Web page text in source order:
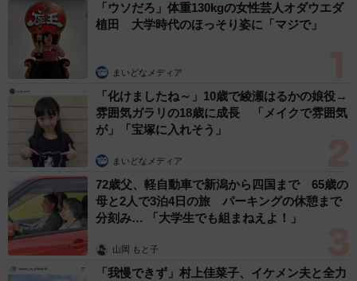
「ウソだろ」体重130kgの女性芸人オダウエダ
植田 大学時代のほっそり姿に「マジで」
まいどなメディア
「化けましたね～」10歳で綾瀬はるかの娘役→
雰囲気ガラリの18歳に成長 「メイクで雰囲気
が」「宝塚に入れそう」
まいどなメディア
72歳父、軽自動車で新潟から四国まで 65歳の
母と2人で3泊4日の旅 パーキングの休憩まで
分刻み… 「大学生でも組まねえよ！」
山岡 もと子
「我慢できず」村上佳菜子、イケメン夫と全力